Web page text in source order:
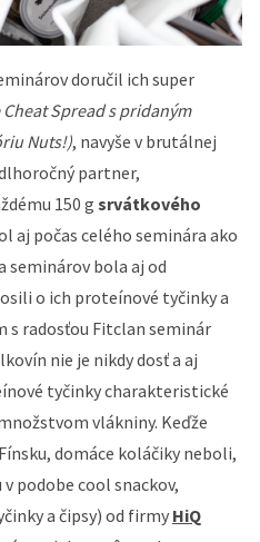
doručil ich super
Spread s pridaným
Nuts!), navyše v brutálnej
partner,
150 gsrvátkového
aj počas celého seminára ako
seminárov bola aj od
o ich proteínové tyčinky a
s radosťou Fitclan seminár
nie je nikdy dosť a aj
tyčinky charakteristické
vlákniny. Keďže
domáce koláčiky neboli,
podobe cool snackov,
a čipsy) od firmy HiQ